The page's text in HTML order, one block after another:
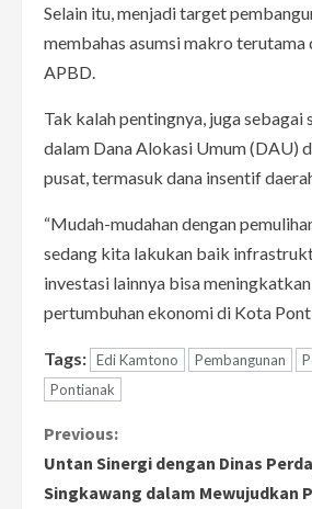
Selain itu, menjadi target
membahas asumsi makro terutama
APBD.
Tak kalah pentingnya, juga sebagai
dalam Dana Alokasi Umum (DAU)
pusat, termasuk dana insentif
“Mudah-mudahan dengan
sedang kita lakukan baik
investasi lainnya bisa
pertumbuhan ekonomi di Kota
Tags: Edi Kamtono Pembangunan
Pontianak
C
o
Previous:
Untan Sinergi dengan Dinas
Singkawang dalam Mewujudkan